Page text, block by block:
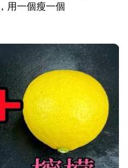
用一個瘦一個